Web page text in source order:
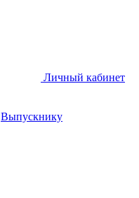
Личный кабинет
Выпускнику